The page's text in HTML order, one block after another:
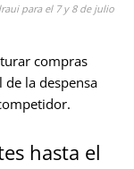
para el 7 y 8 de julio
compras
la despensa
hasta el